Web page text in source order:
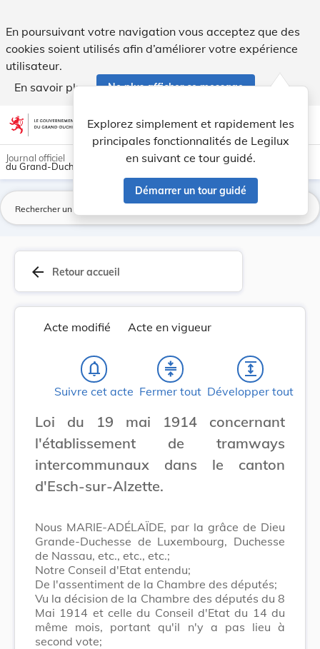
En poursuivant votre navigation vous acceptez que des
cookies soient utilisés afin d’améliorer votre expérience
utilisateur.
En savoir plus
Ne plus afficher ce message
Aller au contenu account_circle help Aide
Explorez simplement et rapidement les
principales fonctionnalités de Legilux
en suivant ce tour guidé.
Démarrer un tour guidé
light_mode dark_mode
Journal officiel
du Grand-Duché de Luxembourg
arrow_back Retour accueil
Acte modifié Acte en vigueur
notifications_none
Suivre cet acte
compress
Fermer tout
expand
Développer tout
Loi du 19 mai 1914 concernant
l'établissement de tramways
intercommunaux dans le canton
d'Esch-sur-Alzette.
Nous MARIE-ADÉLAÏDE, par la grâce de Dieu
Grande-Duchesse de Luxembourg, Duchesse
de Nassau, etc., etc., etc.;
Notre Conseil d'Etat entendu;
De l'assentiment de la Chambre des députés;
Vu la décision de la Chambre des députés du 8
Mai 1914 et celle du Conseil d'Etat du 14 du
même mois, portant qu'il n'y a pas lieu à
second vote;